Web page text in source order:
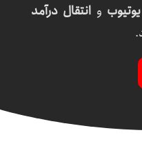
و انتقال درآمد